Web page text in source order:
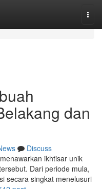
dan
Discuss
ikhtisar unik
Dari periode mula,
secara singkat menelusuri